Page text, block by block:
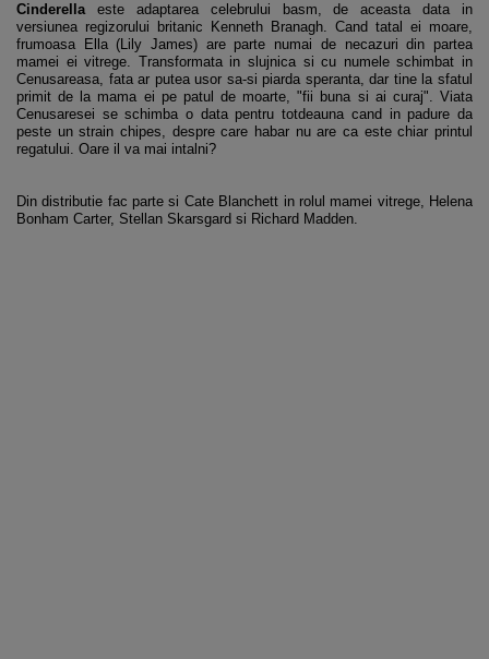
Cinderellaeste adaptarea celebrului basm, de aceasta data in
versiunea regizorului britanic Kenneth Branagh. Cand tatal ei moare,
frumoasa Ella (Lily James) are parte numai de necazuri din partea
mamei ei vitrege. Transformata in slujnica si cu numele schimbat in
Cenusareasa, fata ar putea usor sa-si piarda speranta, dar tine la sfatul
primit de la mama ei pe patul de moarte, "fii buna si ai curaj". Viata
Cenusaresei se schimba o data pentru totdeauna cand in padure da
peste un strain chipes, despre care habar nu are ca este chiar printul
regatului. Oare il va mai intalni?
Din distributie fac parte si Cate Blanchett in rolul mamei vitrege, Helena
Bonham Carter, Stellan Skarsgard si Richard Madden.